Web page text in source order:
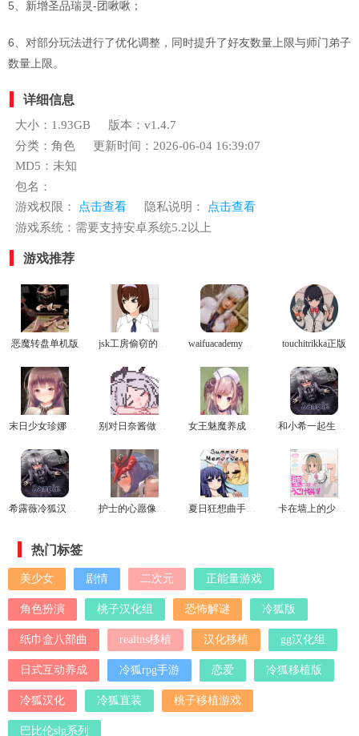
5、新增圣品瑞灵-团啾啾；
6、对部分玩法进行了优化调整，同时提升了好友数量上限与师门弟子
数量上限。
详细信息
大小：1.93GB
版本：v1.4.7
分类：角色
更新时间：2026-06-04 16:39:07
MD5：未知
包名：
游戏权限：
点击查看 隐私说明：
点击查看
游戏系统：需要支持安卓系统5.2以上
游戏推荐
恶魔转盘单机版 touchitrikka正版
热门标签
美少女 剧情 二次元 正能量游戏
角色扮演 桃子汉化组 恐怖解谜 冷狐版
纸巾盒八部曲 realtns移植 汉化移植 gg汉化组
日式互动养成 冷狐rpg手游 恋爱 冷狐移植版
冷狐汉化 冷狐直装 桃子移植游戏
巴比伦slg系列